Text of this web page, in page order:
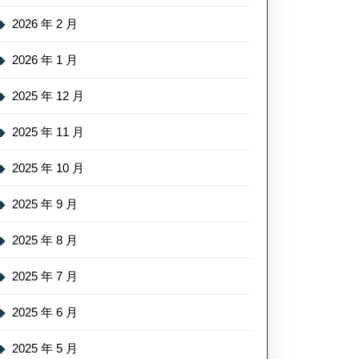
2026 年 2 月
2026 年 1 月
2025 年 12 月
2025 年 11 月
2025 年 10 月
2025 年 9 月
2025 年 8 月
2025 年 7 月
2025 年 6 月
2025 年 5 月